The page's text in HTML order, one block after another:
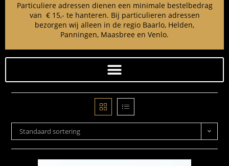
Particuliere adressen dienen een minimale bestelbedrag
van € 15,- te hanteren. Bij particulieren adressen
bezorgen wij alleen in de regio Baarlo, Helden,
Panningen, Maasbree en Venlo.
Standaard sortering